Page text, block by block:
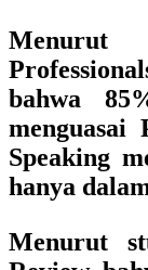
Menurut
bahwa
menguasai
Speaking
hanya
Menurut